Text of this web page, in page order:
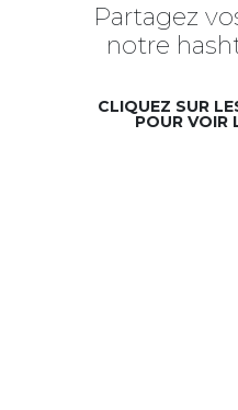
Partagez
notre
CLIQUEZ SUR
POUR VOIR